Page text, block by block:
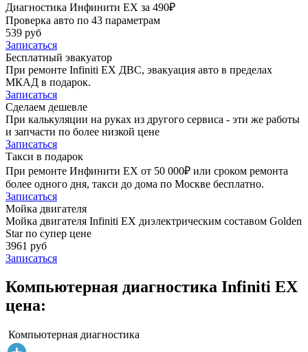
Диагностика Инфинити ЕХ за 490₽
Проверка авто по 43 параметрам
539 руб
Записаться
Бесплатный эвакуатор
При ремонте Infiniti EX ДВС, эвакуация авто в пределах
МКАД в подарок.
Записаться
Сделаем дешевле
При калькуляции на руках из другого сервиса - эти же работы
и запчасти по более низкой цене
Записаться
Такси в подарок
При ремонте Инфинити ЕХ от 50 000₽ или сроком ремонта
более одного дня, такси до дома по Москве бесплатно.
Записаться
Мойка двигателя
Мойка двигателя Infiniti EX диэлектрическим составом Golden
Star по супер цене
3961 руб
Записаться
Компьютерная диагностика Infiniti EX
цена:
Компьютерная диагностика